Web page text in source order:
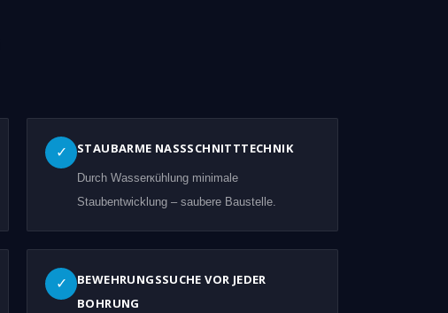
✓ STAUBARME NASSSCHNITTTECHNIK
Durch Wasserкühlung minimale
Staubentwicklung – saubere Baustelle.
✓
BEWEHRUNGSSUCHE VOR JEDER
BOHRUNG